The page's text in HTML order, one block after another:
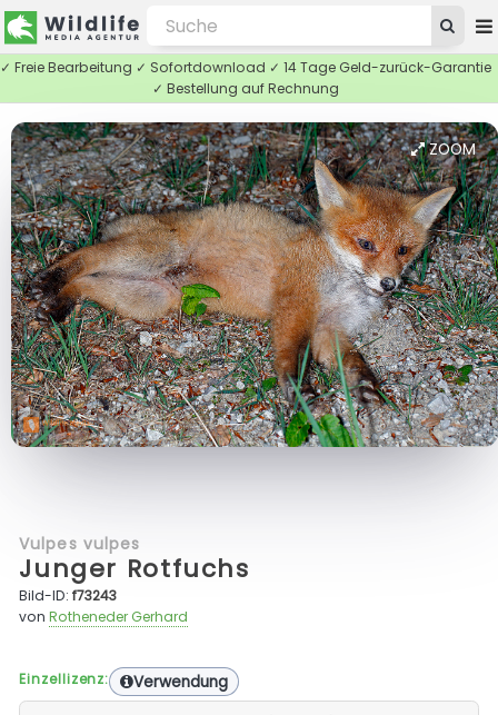
✓ Freie Bearbeitung ✓ Sofortdownload ✓ 14 Tage Geld-zurück-Garantie
✓ Bestellung auf Rechnung
ZOOM
Vulpes vulpes
Junger Rotfuchs
Bild-ID:f73243
vonRotheneder Gerhard
Einzellizenz: Verwendung